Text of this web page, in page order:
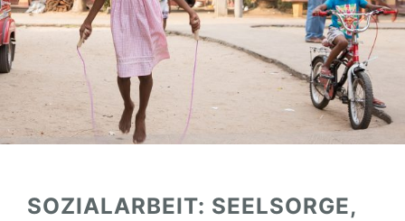
SOZIALARBEIT: SEELSORGE,